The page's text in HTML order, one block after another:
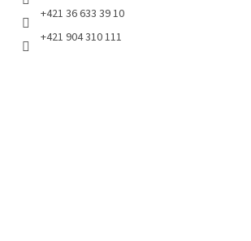
+421 36 633 39 10
+421 904 310 111